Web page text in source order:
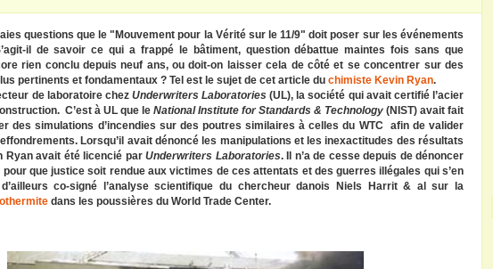
questions que le "Mouvement pour la Vérité sur le 11/9" doit poser sur les événements
il de savoir ce qui a frappé le bâtiment, question débattue maintes fois sans que
rien conclu depuis neuf ans, ou doit-on laisser cela de côté et se concentrer sur des
pertinents et fondamentaux ? Tel est le sujet de cet article du chimiste Kevin Ryan.
de laboratoire chez Underwriters Laboratories (UL), la société qui avait certifié l’acier
C’est à UL que le National Institute for Standards & Technology (NIST) avait fait
des simulations d’incendies sur des poutres similaires à celles du WTC afin de valider
Lorsqu’il avait dénoncé les manipulations et les inexactitudes des résultats
Ryan avait été licencié parUnderwriters Laboratories. Il n’a de cesse depuis de dénoncer
que justice soit rendue aux victimes de ces attentats et des guerres illégales qui s’en
co-signé l’analyse scientifique du chercheur danois Niels Harrit & al sur la
dans les poussières du World Trade Center.